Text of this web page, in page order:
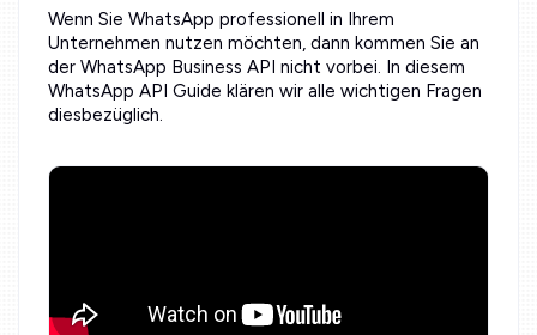
Wenn Sie WhatsApp professionell in Ihrem
Unternehmen nutzen möchten, dann kommen Sie an
der WhatsApp Business API nicht vorbei. In diesem
WhatsApp API Guide klären wir alle wichtigen Fragen
diesbezüglich.